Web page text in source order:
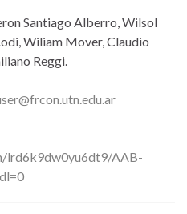
Santiago Alberro, Wilsol
Wiliam Mover, Claudio
Reggi.
lrd6k9dw0yu6dt9/AAB-